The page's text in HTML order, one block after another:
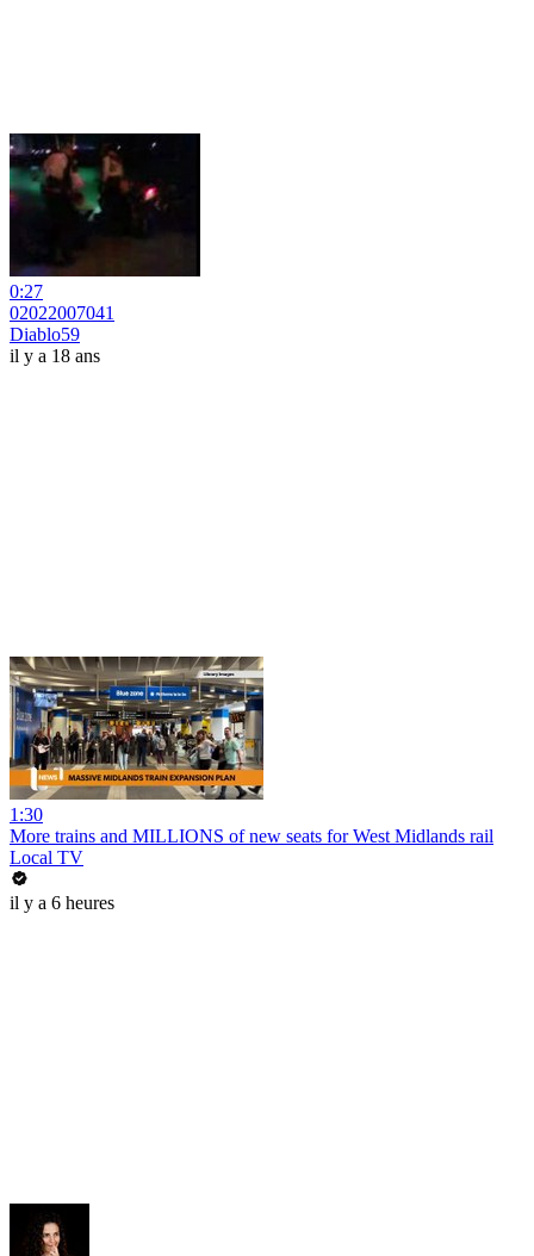
0:27
02022007041
Diablo59
il y a 18 ans
1:30
More trains and MILLIONS of new seats for West Midlands rail
Local TV
il y a 6 heures